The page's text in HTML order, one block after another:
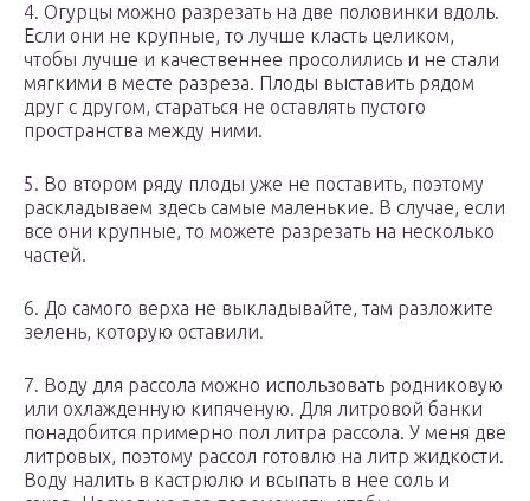
4. Огурцы можно разрезать на две половинки вдоль.
Если они не крупные, то лучше класть целиком,
чтобы лучше и качественнее просолились и не стали
мягкими в месте разреза. Плоды выставить рядом
друг с другом, стараться не оставлять пустого
пространства между ними.
5. Во втором ряду плоды уже не поставить, поэтому
раскладываем здесь самые маленькие. В случае, если
все они крупные, то можете разрезать на несколько
частей.
6. До самого верха не выкладывайте, там разложите
зелень, которую оставили.
7. Воду для рассола можно использовать родниковую
или охлажденную кипяченую. Для литровой банки
понадобится примерно пол литра рассола. У меня две
литровых, поэтому рассол готовлю на литр жидкости.
Воду налить в кастрюлю и всыпать в нее соль и